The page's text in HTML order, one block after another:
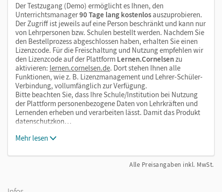
Der Testzugang (Demo) ermöglicht es Ihnen, den
Unterrichtsmanager90 Tage lang kostenlosauszuprobieren.
Der Zugriff ist jeweils auf eine Person beschränkt und kann nur
von Lehrpersonen bzw. Schulen bestellt werden. Nachdem Sie
den Bestellprozess abgeschlossen haben, erhalten Sie einen
Lizenzcode. Für die Freischaltung und Nutzung empfehlen wir
den Lizenzcode auf der Plattform Lernen.Cornelsenzu
aktivieren: lernen.cornelsen.de. Dort stehen Ihnen alle
Funktionen, wie z. B. Lizenzmanagement und Lehrer-Schüler-
Verbindung, vollumfänglich zur Verfügung.
Bitte beachten Sie, dass Ihre Schule/Institution bei Nutzung
der Plattform personenbezogene Daten von Lehrkräften und
Lernenden erheben und verarbeiten lässt. Damit das Produkt
datenschutzkon…
Mehr lesen
Alle Preisangaben inkl. MwSt.